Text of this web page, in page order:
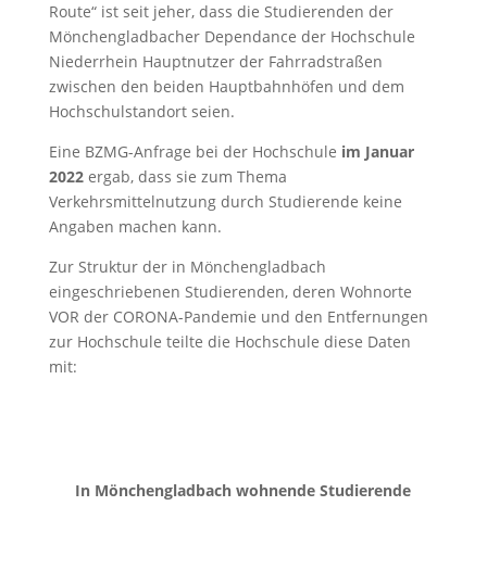
Route“ ist seit jeher, dass die Studierenden der
Mönchengladbacher Dependance der Hochschule
Niederrhein Hauptnutzer der Fahrradstraßen
zwischen den beiden Hauptbahnhöfen und dem
Hochschulstandort seien.
Eine BZMG-Anfrage bei der Hochschule im Januar
2022ergab, dass sie zum Thema
Verkehrsmittelnutzung durch Studierende keine
Angaben machen kann.
Zur Struktur der in Mönchengladbach
eingeschriebenen Studierenden, deren Wohnorte
VOR der CORONA-Pandemie und den Entfernungen
zur Hochschule teilte die Hochschule diese Daten
mit:
In Mönchengladbach wohnende Studierende